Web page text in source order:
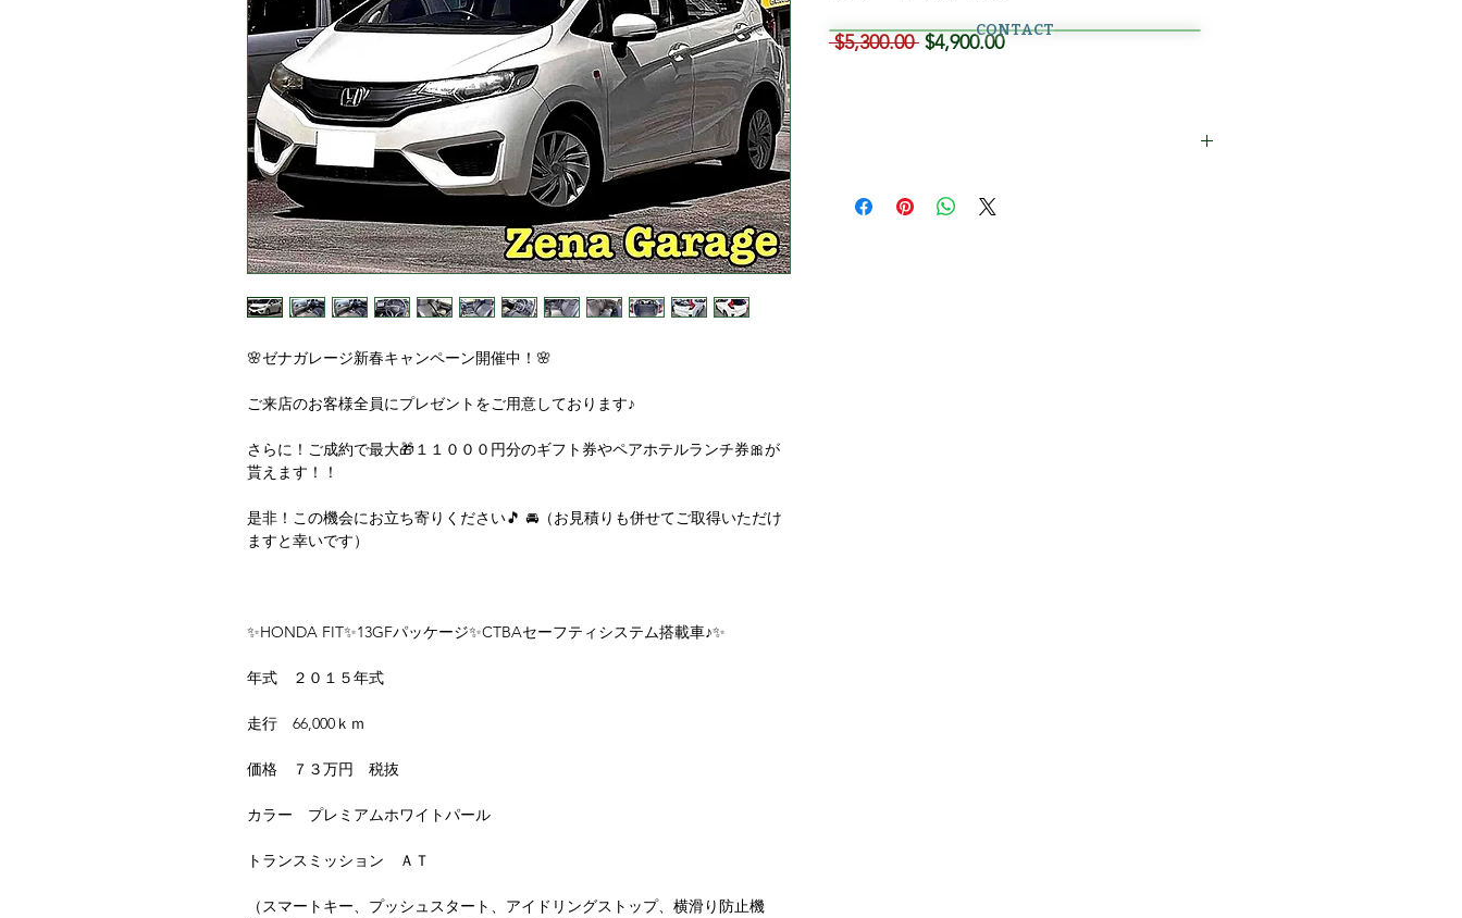
🌸ゼナガレージ新春キャンペーン開催中！🌸
ご来店のお客様全員にプレゼントをご用意しております♪
さらに！ご成約で最大🎁１１０００円分のギフト券やペアホテルランチ券🎀が
貰えます！！
是非！この機会にお立ち寄りください🎵 🚘（お見積りも併せてご取得いただけ
ますと幸いです）
✨HONDA FIT✨13GFパッケージ✨CTBAセーフティシステム搭載車♪✨
年式 ２０１５年式
走行 66,000ｋｍ
価格 ７３万円 税抜
カラー プレミアムホワイトパール
トランスミッション ＡＴ
（スマートキー、プッシュスタート、アイドリングストップ、横滑り防止機
$5,300.00 通
$4,900.00セ
CONTACT